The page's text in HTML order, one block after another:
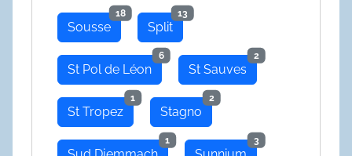
Sousse
18
Split
13
St Pol de Léon
6
St Sauves
2
St Tropez
1
Stagno
2
1 3